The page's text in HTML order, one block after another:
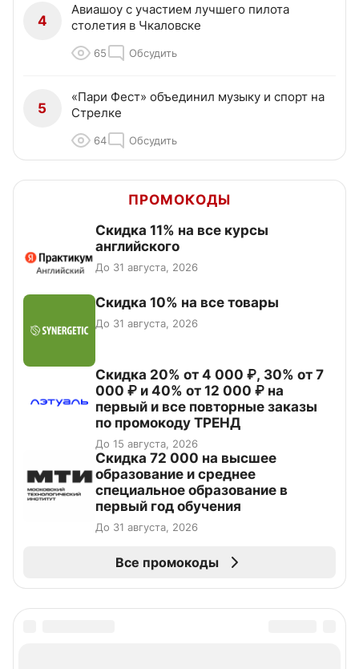
4
Авиашоу с участием лучшего пилота
столетия в Чкаловске
65 Обсудить
5
«Пари Фест» объединил музыку и спорт на
Стрелке
64 Обсудить
ПРОМОКОДЫ
Скидка 11% на все курсы
английского
До 31 августа, 2026
Скидка 10% на все товары
До 31 августа, 2026
Скидка 20% от 4 000 ₽, 30% от 7
000 ₽ и 40% от 12 000 ₽ на
первый и все повторные заказы
по промокоду ТРЕНД
До 15 августа, 2026
Скидка 72 000 на высшее
образование и среднее
специальное образование в
первый год обучения
До 31 августа, 2026
Все промокоды